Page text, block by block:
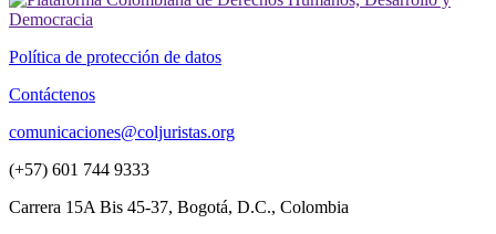
Política de protección de datos
Contáctenos
comunicaciones@coljuristas.org
(+57) 601 744 9333
Carrera 15A Bis 45-37, Bogotá, D.C., Colombia